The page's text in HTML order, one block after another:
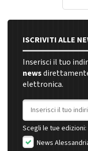
ISCRIVITI ALLE
Inserisci il tuo
news
elettronica.
Indirizzo email
Scegli le tue edizioni:
News